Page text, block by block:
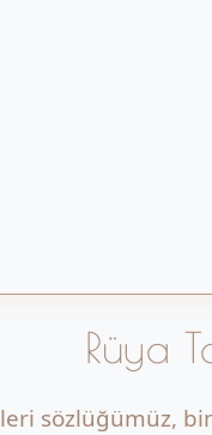
Rüya
sözlüğümüz,